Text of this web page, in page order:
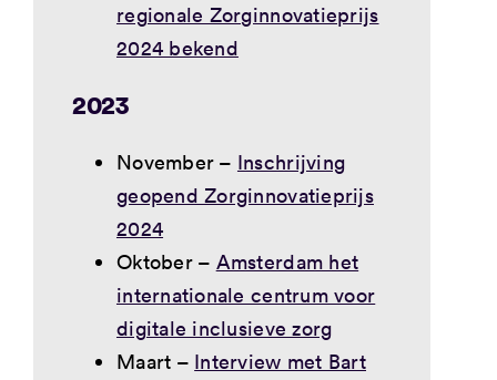
regionale Zorginnovatieprijs
2024 bekend
2023
November – Inschrijving
geopend Zorginnovatieprijs
2024
Oktober – Amsterdam het
internationale centrum voor
digitale inclusieve zorg
Maart – Interview met Bart